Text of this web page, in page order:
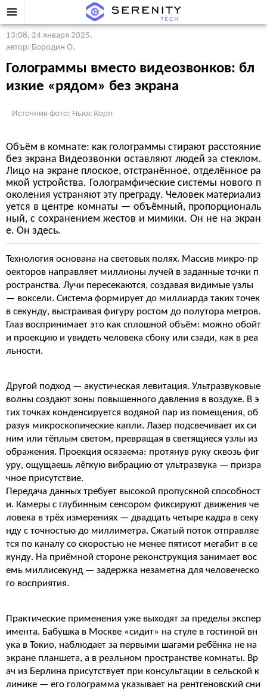
13:08, 24 января 2025,
автор: Бородин О.
Голограммы вместо видеозвонков: бл
изкие «рядом» без экрана
Источник фото: Ньюс Корп
Объём в комнате: как голограммы стирают расстояние
без экрана Видеозвонки оставляют людей за стеклом.
Лицо на экране плоское, отстранённое, отделённое ра
мкой устройства. Голограмфические системы нового п
околения устраняют эту преграду. Человек материализ
уется в центре комнаты — объёмный, пропорциональ
ный, с сохранением жестов и мимики. Он не на экран
е. Он здесь.
Технология основана на световых полях. Массив микро-пр
оекторов направляет миллионы лучей в заданные точки п
ространства. Лучи пересекаются, создавая видимые узлы
— воксели. Система формирует до миллиарда таких точек
в секунду, выстраивая фигуру ростом до полутора метров.
Глаз воспринимает это как сплошной объём: можно обойт
и проекцию и увидеть человека сбоку или сзади, как в реа
льности.
Другой подход — акустическая левитация. Ультразвуковые
волны создают зоны повышенного давления в воздухе. В э
тих точках конденсируется водяной пар из помещения, об
разуя микроскопические капли. Лазер подсвечивает их си
ним или тёплым светом, превращая в светящиеся узлы из
ображения. Проекция осязаема: протянув руку сквозь фиг
уру, ощущаешь лёгкую вибрацию от ультразвука — призра
чное присутствие.
Передача данных требует высокой пропускной способност
и. Камеры с глубинным сенсором фиксируют движения че
ловека в трёх измерениях — двадцать четыре кадра в секу
нду с точностью до миллиметра. Сжатый поток отправляе
тся по каналу со скоростью не менее пятисот мегабит в се
кунду. На приёмной стороне реконструкция занимает вос
емь миллисекунд — задержка незаметна для человеческо
го восприятия.
Практические применения уже выходят за пределы экспер
имента. Бабушка в Москве «сидит» на стуле в гостиной вн
ука в Токио, наблюдает за первыми шагами ребёнка не на
экране планшета, а в реальном пространстве комнаты. Вр
ач из Берлина присутствует при консультации в сельской к
линике — его голограмма указывает на рентгеновский сни